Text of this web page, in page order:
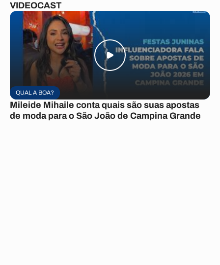
VIDEOCAST
QUAL A BOA?
Mileide Mihaile conta quais são suas apostas
de moda para o São João de Campina Grande